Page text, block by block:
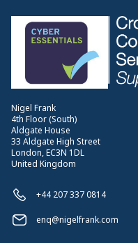
Nigel Frank
4th Floor (South)
Aldgate House
33 Aldgate High Street
London, EC3N 1DL
United Kingdom
+44 207 337 0814
enq@nigelfrank.com